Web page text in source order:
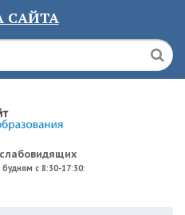
САЙТА
с 8:30-17:30: